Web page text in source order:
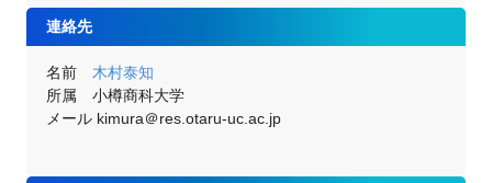
連絡先
名前 木村泰知
所属 小樽商科大学
メール kimura＠res.otaru-uc.ac.jp